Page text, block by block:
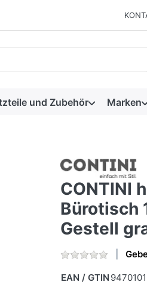
tippen, erscheinen
und Zubehör Marken
CONTINI
Bürotisch
Gestell
EAN / GTIN